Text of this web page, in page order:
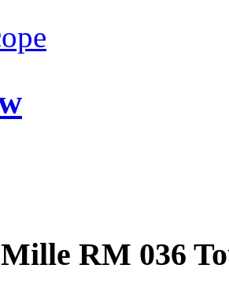
RM 036